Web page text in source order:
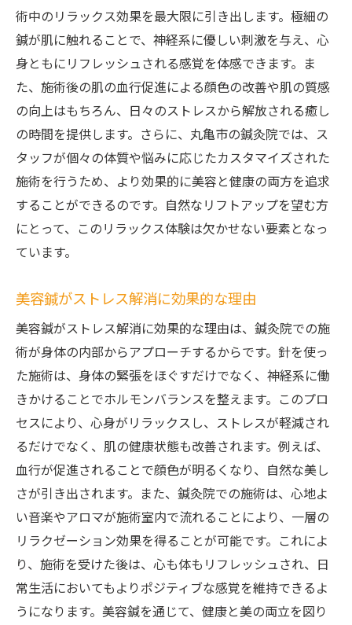
術中のリラックス効果を最大限に引き出します。極細の
鍼が肌に触れることで、神経系に優しい刺激を与え、心
身ともにリフレッシュされる感覚を体感できます。ま
た、施術後の肌の血行促進による顔色の改善や肌の質感
の向上はもちろん、日々のストレスから解放される癒し
の時間を提供します。さらに、丸亀市の鍼灸院では、ス
タッフが個々の体質や悩みに応じたカスタマイズされた
施術を行うため、より効果的に美容と健康の両方を追求
することができるのです。自然なリフトアップを望む方
にとって、このリラックス体験は欠かせない要素となっ
ています。
美容鍼がストレス解消に効果的な理由
美容鍼がストレス解消に効果的な理由は、鍼灸院での施
術が身体の内部からアプローチするからです。針を使っ
た施術は、身体の緊張をほぐすだけでなく、神経系に働
きかけることでホルモンバランスを整えます。このプロ
セスにより、心身がリラックスし、ストレスが軽減され
るだけでなく、肌の健康状態も改善されます。例えば、
血行が促進されることで顔色が明るくなり、自然な美し
さが引き出されます。また、鍼灸院での施術は、心地よ
い音楽やアロマが施術室内で流れることにより、一層の
リラクゼーション効果を得ることが可能です。これによ
り、施術を受けた後は、心も体もリフレッシュされ、日
常生活においてもよりポジティブな感覚を維持できるよ
うになります。美容鍼を通じて、健康と美の両立を図り